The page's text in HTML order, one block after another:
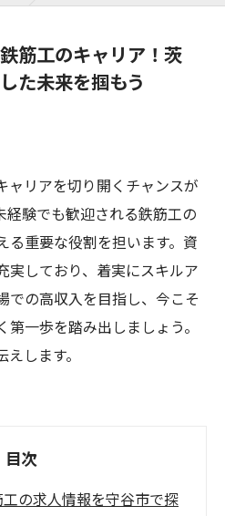
筋工のキャリア！茨
た未来を掴もう
ャリアを切り開くチャンスが
経験でも歓迎される鉄筋工の
る重要な役割を担います。資
実しており、着実にスキルア
での高収入を目指し、今こそ
一歩を踏み出しましょう。
します。
目次
の求人情報を守谷市で探